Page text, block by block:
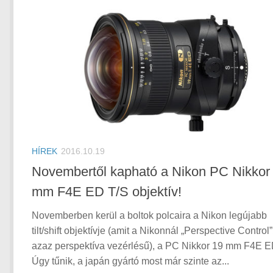
HÍREK 2016.10.19
Novembertől kapható a Nikon PC Nikkor
mm F4E ED T/S objektív!
Novemberben kerül a boltok polcaira a Nikon legújabb
tilt/shift objektívje (amit a Nikonnál „Perspective
azaz perspektíva vezérlésű), a PC Nikkor 19 mm F4E
Úgy tűnik, a japán gyártó most már szinte az...